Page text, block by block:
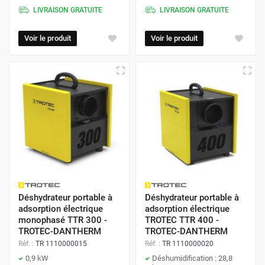
120 m²)
> 300 m³ (Ex. :
Grand Entrepôt)
50 à 100
100 L/jour et
Guide d'achat : Comment choisir son
déshumidificateur ?
Choisir le bon déshumidificateur dépend de plusieurs
facteurs liés à vos besoins spécifiques. Voici les critères
essentiels à prendre en compte pour faire le meilleur choix :
Critères de choix :
LIVRAISON GRATUITE
Voir le produit
LIVRAISON GRATUITE
Voir le produit
Déshydrateur portable à
adsorption électrique
monophasé TTR 300 -
TROTEC-DANTHERM
Réf. : TR 1110000015
0,9 kW
Déshydrateur portable à
adsorption électrique
TROTEC TTR 400 -
TROTEC-DANTHERM
Réf. : TR 1110000020
Déshumidification : 28,8